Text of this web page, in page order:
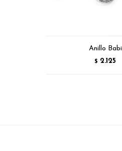
Anillo Babi
$ 2.125